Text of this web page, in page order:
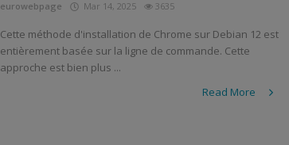
eurowebpage Mar 14, 2025 3635
Cette méthode d'installation de Chrome sur Debian 12 est
entièrement basée sur la ligne de commande. Cette
approche est bien plus ...
Read More